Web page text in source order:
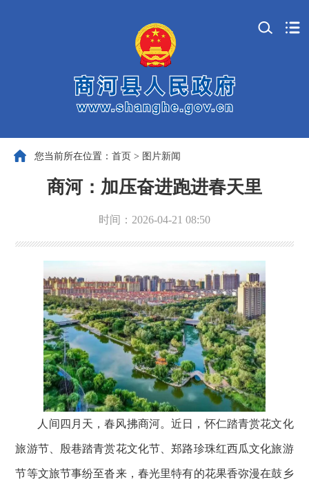
您当前所在位置： 首页 > 图片新闻
商河：加压奋进跑进春天里
时间：2026-04-21 08:50
人间四月天，春风拂商河。近日，怀仁踏青赏花文化
旅游节、殷巷踏青赏花文化节、郑路珍珠红西瓜文化旅游
节等文旅节事纷至沓来，春光里特有的花果香弥漫在鼓乡